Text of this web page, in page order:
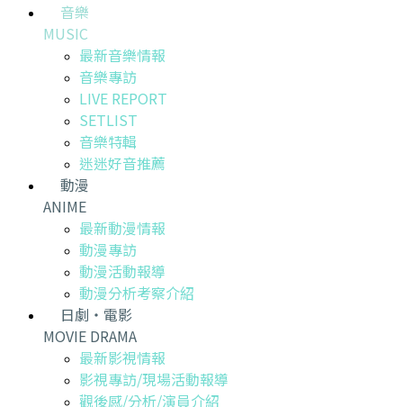
音樂
MUSIC
最新音樂情報
音樂專訪
LIVE REPORT
SETLIST
音樂特輯
迷迷好音推薦
動漫
ANIME
最新動漫情報
動漫專訪
動漫活動報導
動漫分析考察介紹
日劇・電影
MOVIE DRAMA
最新影視情報
影視專訪/現場活動報導
觀後感/分析/演員介紹